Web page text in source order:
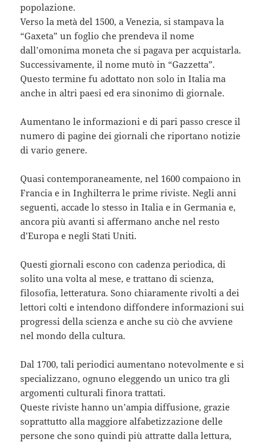
popolazione.
Verso la metà del 1500, a Venezia, si stampava la
“Gaxeta” un foglio che prendeva il nome
dall’omonima moneta che si pagava per acquistarla.
Successivamente, il nome mutò in “Gazzetta”.
Questo termine fu adottato non solo in Italia ma
anche in altri paesi ed era sinonimo di giornale.
Aumentano le informazioni e di pari passo cresce il
numero di pagine dei giornali che riportano notizie
di vario genere.
Quasi contemporaneamente, nel 1600 compaiono in
Francia e in Inghilterra le prime riviste. Negli anni
seguenti, accade lo stesso in Italia e in Germania e,
ancora più avanti si affermano anche nel resto
d’Europa e negli Stati Uniti.
Questi giornali escono con cadenza periodica, di
solito una volta al mese, e trattano di scienza,
filosofia, letteratura. Sono chiaramente rivolti a dei
lettori colti e intendono diffondere informazioni sui
progressi della scienza e anche su ciò che avviene
nel mondo della cultura.
Dal 1700, tali periodici aumentano notevolmente e si
specializzano, ognuno eleggendo un unico tra gli
argomenti culturali finora trattati.
Queste riviste hanno un’ampia diffusione, grazie
soprattutto alla maggiore alfabetizzazione delle
persone che sono quindi più attratte dalla lettura,